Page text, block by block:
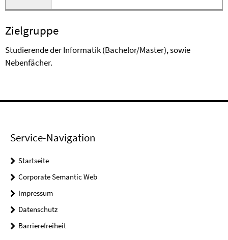
Zielgruppe
Studierende der Informatik (Bachelor/Master), sowie
Nebenfächer.
Service-Navigation
Startseite
Corporate Semantic Web
Impressum
Datenschutz
Barrierefreiheit